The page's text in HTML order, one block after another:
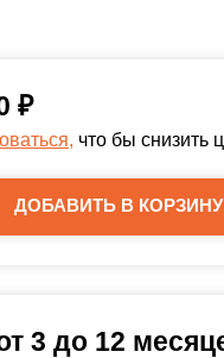
₽
что бы снизить
ДОБАВИТЬ В КОРЗИНУ
3 до 12